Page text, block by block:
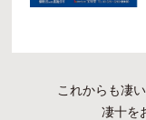
これからも凄
凄十を